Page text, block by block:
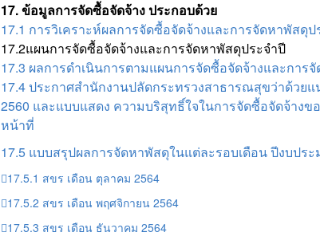
17. ข้อมูลการจัดซื้อจัดจ้าง ประกอบด้วย
17.1 การวิเคราะห์ผลการจัดซื้อจัดจ้างและการจัดหาพัสดุ
17.2แผนการจัดซื้อจัดจ้างและการจัดหาพัสดุประจำปี
17.3 ผลการดำเนินการตามแผนการจัดซื้อจัดจ้างและกา
17.4 ประกาศสำนักงานปลัดกระทรวงสาธารณสุขว่าด้วย
2560 และแบบแสดง ความบริสุทธิ์ใจในการจัดซื้อจัดจ้าง
หน้าที่
17.5 แบบสรุปผลการจัดหาพัสดุในแต่ละรอบเดือน ปีงบปร
17.5.1 สขร เดือน ตุลาคม 2564
17.5.2 สขร เดือน พฤศจิกายน 2564
17.5.3 สขร เดือน ธันวาคม 2564